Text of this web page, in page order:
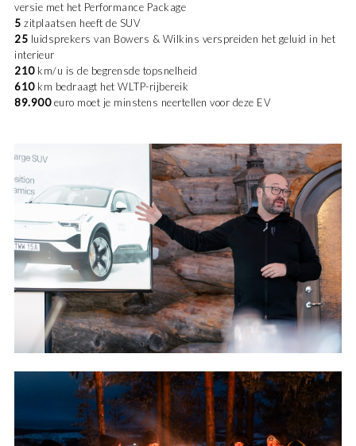
versie met het Performance Package
5 zitplaatsen heeft de SUV
25 luidsprekers van Bowers & Wilkins verspreiden het geluid in het
interieur
210 km/u is de begrensde topsnelheid
610km bedraagt het WLTP-rijbereik
89.900euro moet je minstens neertellen voor deze EV